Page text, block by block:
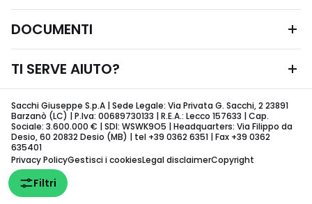
Filtri
DOCUMENTI
TI SERVE AIUTO?
Sacchi Giuseppe S.p.A | Sede Legale: Via Privata G. Sacchi, 2 23891
Barzanò (LC) | P.Iva: 00689730133 | R.E.A.: Lecco 157633 | Cap.
Sociale: 3.600.000 € | SDI: WSWK9O5 | Headquarters: Via Filippo da
Desio, 60 20832 Desio (MB) | tel +39 0362 6351 | Fax +39 0362
635401
Privacy PolicyGestisci i cookiesLegal disclaimerCopyright